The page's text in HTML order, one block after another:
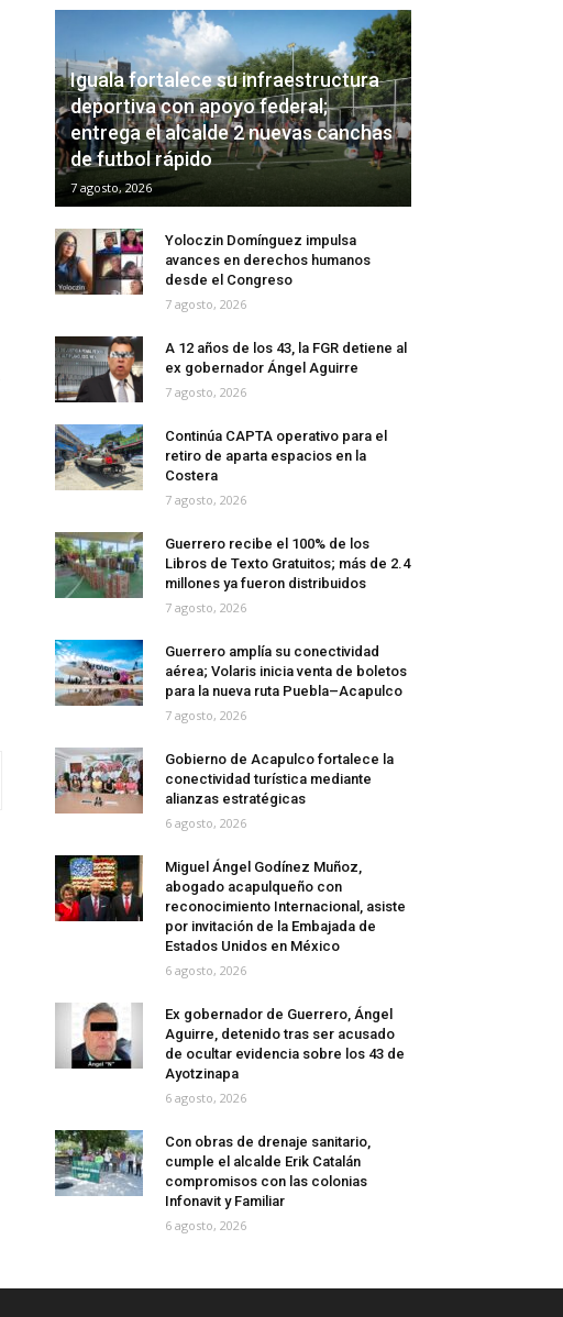
Iguala fortalece su infraestructura
deportiva con apoyo federal;
entrega el alcalde 2 nuevas canchas
de futbol rápido
7 agosto, 2026
Yoloczin Domínguez impulsa
avances en derechos humanos
desde el Congreso
7 agosto, 2026
A 12 años de los 43, la FGR detiene al
ex gobernador Ángel Aguirre
7 agosto, 2026
Continúa CAPTA operativo para el
retiro de aparta espacios en la
Costera
7 agosto, 2026
Guerrero recibe el 100% de los
Libros de Texto Gratuitos; más de 2.4
millones ya fueron distribuidos
7 agosto, 2026
Guerrero amplía su conectividad
aérea; Volaris inicia venta de boletos
para la nueva ruta Puebla–Acapulco
7 agosto, 2026
Gobierno de Acapulco fortalece la
conectividad turística mediante
alianzas estratégicas
6 agosto, 2026
Miguel Ángel Godínez Muñoz,
abogado acapulqueño con
reconocimiento Internacional, asiste
por invitación de la Embajada de
Estados Unidos en México
6 agosto, 2026
Ex gobernador de Guerrero, Ángel
Aguirre, detenido tras ser acusado
de ocultar evidencia sobre los 43 de
Ayotzinapa
6 agosto, 2026
Con obras de drenaje sanitario,
cumple el alcalde Erik Catalán
compromisos con las colonias
Infonavit y Familiar
6 agosto, 2026